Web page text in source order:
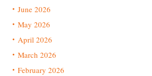
June 2026
May 2026
April 2026
March 2026
February 2026